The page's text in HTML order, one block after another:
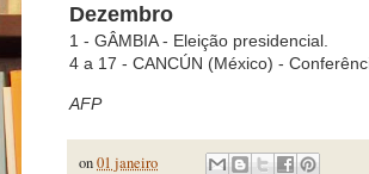
Dezembro
1 - GÂMBIA - Eleição presidencial.
4 a 17 - CANCÚN (México) -
AFP
on01 janeiro